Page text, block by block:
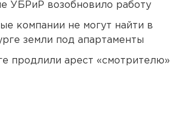
УБРиР возобновило работу
компании не могут найти в
земли под апартаменты
продлили арест «смотрителю»